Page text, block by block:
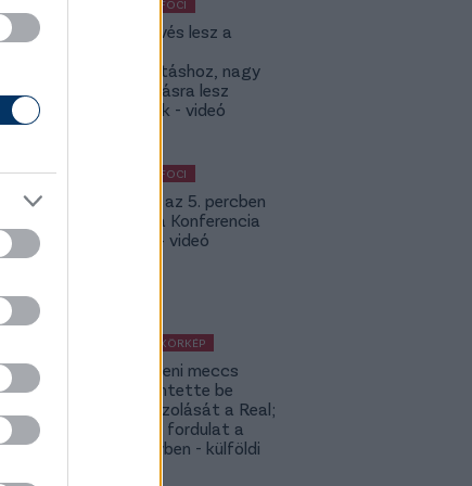
KÜLFÖLDI FOCI
KL: Ez kevés lesz a
továbbjutáshoz, nagy
feltámadásra lesz
szükségük - videó
KÜLFÖLDI FOCI
Bolla már az 5. percben
betalált a Konferencia
Ligában – videó
KÜLFÖLDI KÖRKÉP
A Fradi elleni meccs
előtt jelentette be
rekordigazolását a Real;
hatalmas fordulat a
Rodri-ügyben - külföldi